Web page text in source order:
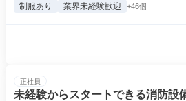
制服あり 業界未経験歓迎 +46個
正社員
未経験からスタートできる消防設